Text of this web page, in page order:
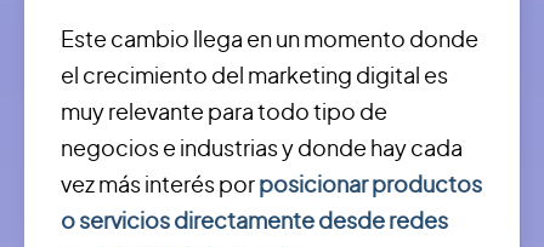
Este cambio llega en un momento donde
el crecimiento del marketing digital es
muy relevante para todo tipo de
negocios e industrias y donde hay cada
vez más interés por posicionar productos
o servicios directamente desde redes